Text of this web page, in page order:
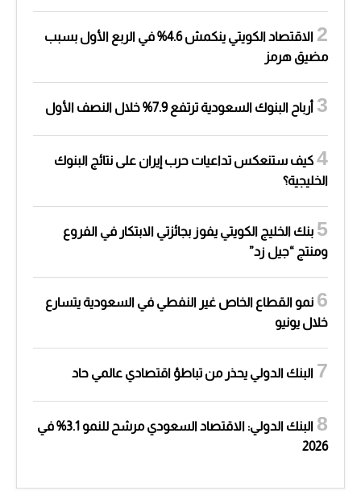
الاقتصاد الكويتي ينكمش 4.6% في الربع الأول بسبب
مضيق هرمز
أرباح البنوك السعودية ترتفع 7.9% خلال النصف الأول
كيف ستنعكس تداعيات حرب إيران على نتائج البنوك
الخليجية؟
بنك الخليج الكويتي يفوز بجائزتي الابتكار في الفروع
ومنتج “جيل زد”
نمو القطاع الخاص غير النفطي في السعودية يتسارع
خلال يونيو
البنك الدولي يحذر من تباطؤ اقتصادي عالمي حاد
البنك الدولي: الاقتصاد السعودي مرشح للنمو 3.1% في
2026